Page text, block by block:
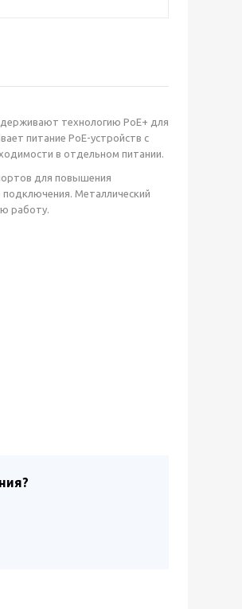
технологию PoE+ для
питание PoE-устройств с
в отдельном питании.
для повышения
подключения. Металлический
работу.